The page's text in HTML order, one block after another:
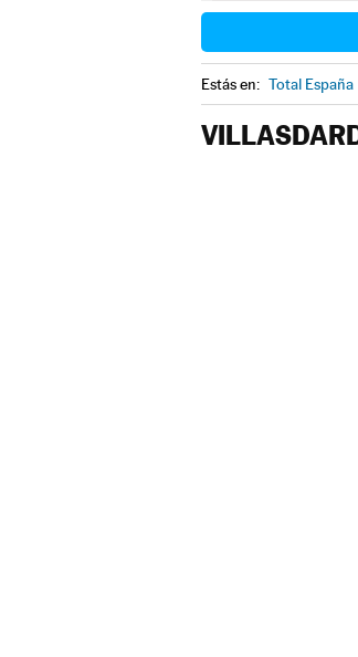
Estás en: Total España